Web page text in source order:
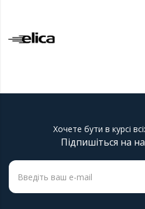
Хочете бути в курсі
Підпишіться на